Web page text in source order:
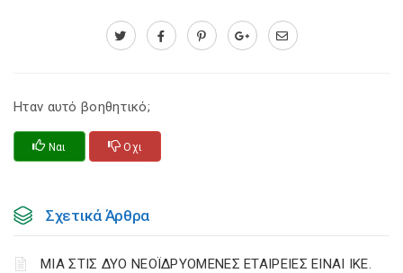
Ηταν αυτό βοηθητικό;
Ναι Οχι
Σχετικά Άρθρα
ΜΙΑ ΣΤΙΣ ΔΥΟ ΝΕΟΪΔΡΥΟΜΕΝΕΣ ΕΤΑΙΡΕΙΕΣ ΕΙΝΑΙ ΙΚΕ.